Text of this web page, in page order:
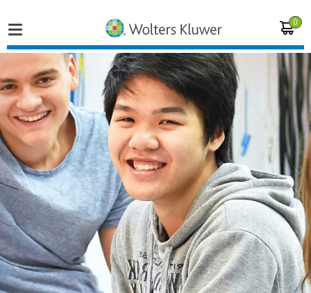
0
Home
Vakgebieden
Actueel
Producten
Opleidingen
Juridisch advies